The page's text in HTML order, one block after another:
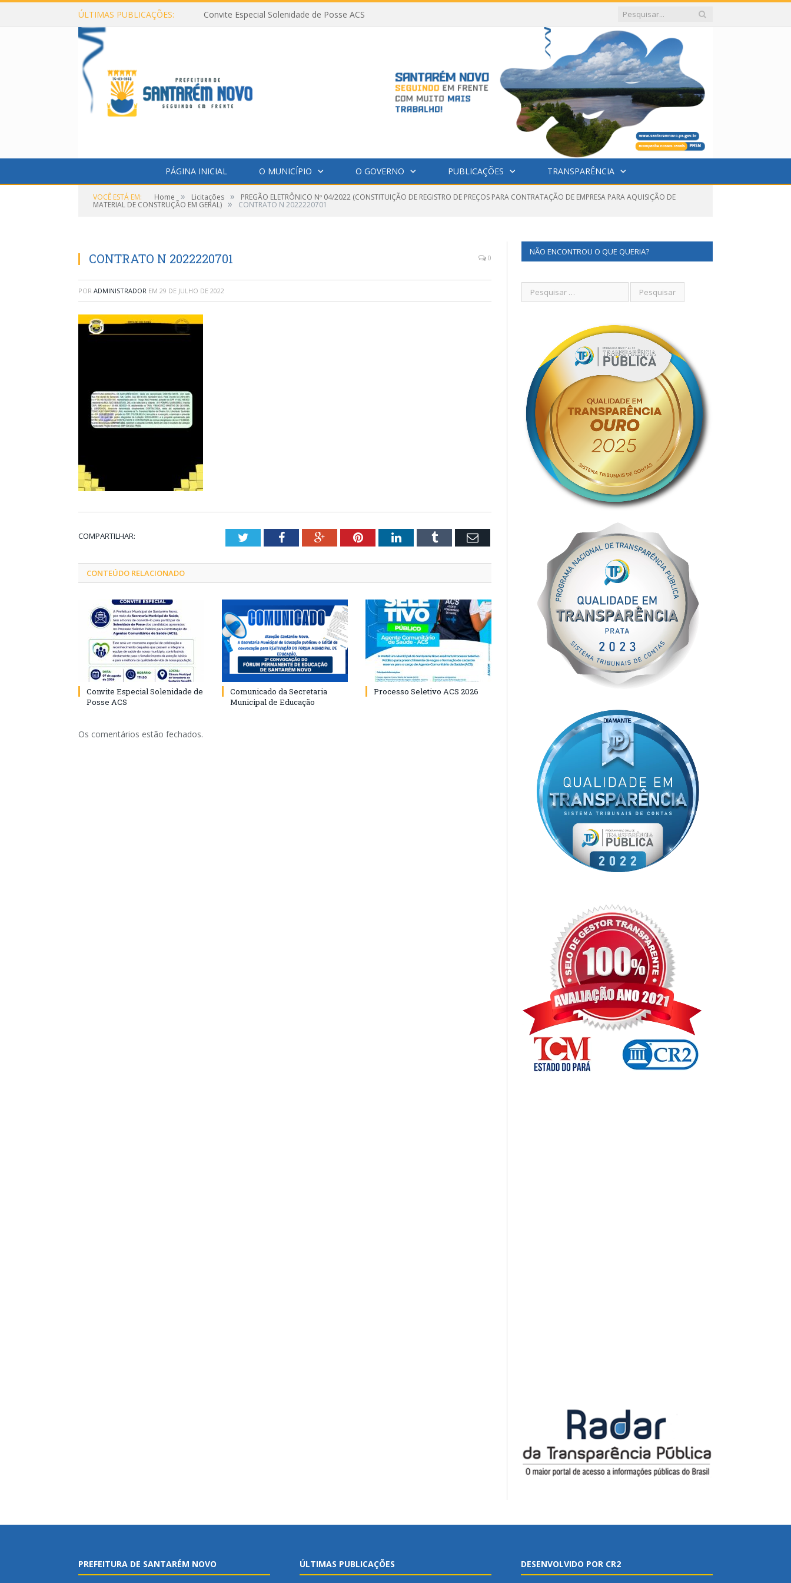
ÚLTIMAS PUBLICAÇÕES: Convite Especial Solenidade de Posse ACS
PÁGINA INICIAL O MUNICÍPIO O GOVERNO PUBLICAÇÕES TRANSPARÊNCIA
VOCÊ ESTÁ EM: Home » Licitações » PREGÃO ELETRÔNICO Nº 04/2022 (CONSTITUIÇÃO DE REGISTRO DE PREÇOS PARA CONTRATAÇÃO DE EMPRESA PARA AQUISIÇÃO DE
MATERIAL DE CONSTRUÇÃO EM GERAL) » CONTRATO N 2022220701
CONTRATO N 2022220701 0
POR ADMINISTRADOR EM 29 DE JULHO DE 2022
COMPARTILHAR: TwitterFacebookGoogle+PinterestLinkedInTumblr Email
CONTEÚDO RELACIONADO
Convite Especial Solenidade de
Posse ACS
Comunicado da Secretaria
Municipal de Educação
Processo Seletivo ACS 2026
Os comentários estão fechados.
NÃO ENCONTROU O QUE QUERIA?
PREFEITURA DE SANTARÉM NOVO ÚLTIMAS PUBLICAÇÕES DESENVOLVIDO POR CR2